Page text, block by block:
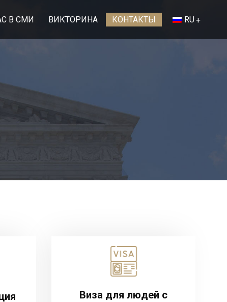
В СМИ ВИКТОРИНА КОНТАКТЫ RU
Виза для людей с
Виза для людей с
экстраординарными